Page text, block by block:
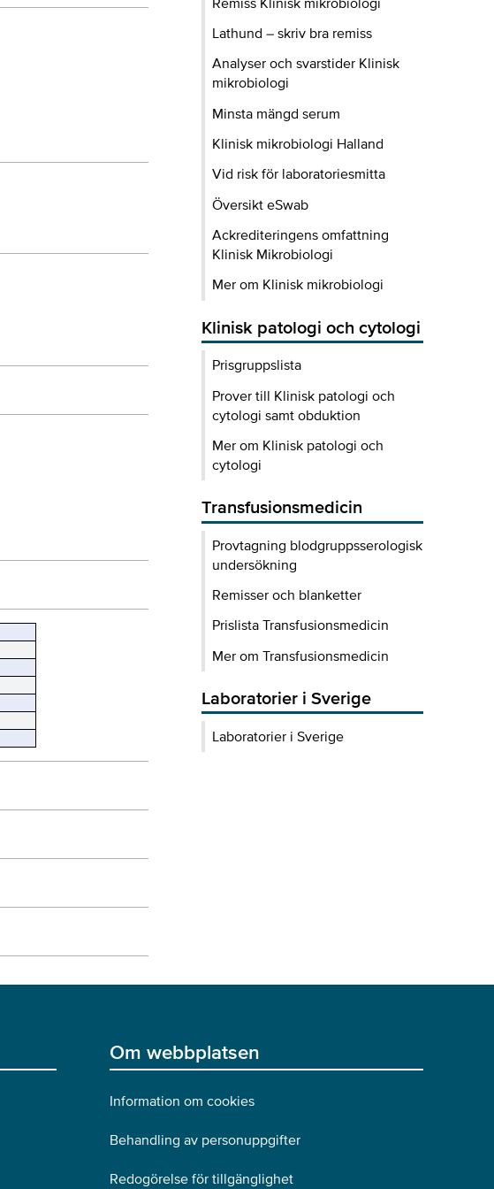
Lathund – skriv bra remiss
Analyser och svarstider Klinisk
mikrobiologi
Minsta mängd serum
Klinisk mikrobiologi Halland
Vid risk för laboratoriesmitta
Översikt eSwab
Ackrediteringens omfattning
Klinisk Mikrobiologi
Mer om Klinisk mikrobiologi
Klinisk patologi och cytologi
Prisgruppslista
Prover till Klinisk patologi och
cytologi samt obduktion
Mer om Klinisk patologi och
cytologi
Transfusionsmedicin
Provtagning blodgruppsserologisk
undersökning
Remisser och blanketter
Prislista Transfusionsmedicin
Mer om Transfusionsmedicin
Laboratorier i Sverige
Laboratorier i Sverige
Om webbplatsen
Information om cookies
Behandling av personuppgifter
Redogörelse för tillgänglighet